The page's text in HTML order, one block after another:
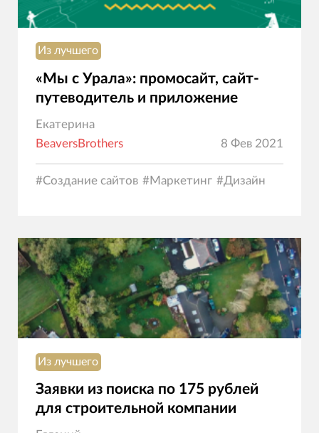
Из лучшего
«Мы с Урала»: промосайт, сайт-
путеводитель и приложение
Екатерина
BeaversBrothers
8 Фев 2021
#Создание сайтов #Маркетинг #Дизайн
Из лучшего
Заявки из поиска по 175 рублей
для строительной компании